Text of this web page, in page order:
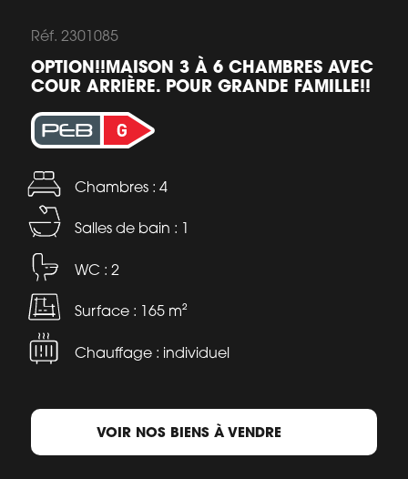
Réf. 2301085
OPTION!!MAISON 3 À 6 CHAMBRES AVEC
COUR ARRIÈRE. POUR GRANDE FAMILLE!!
Chambres : 4
Salles de bain : 1
WC : 2
Surface : 165 m²
Chauffage : individuel
VOIR NOS BIENS À VENDRE